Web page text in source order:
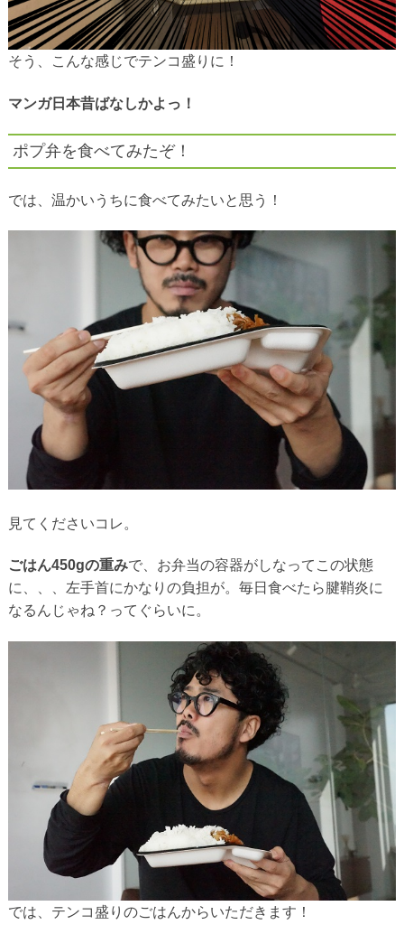
そう、こんな感じでテンコ盛りに！
マンガ日本昔ばなしかよっ！
ポプ弁を食べてみたぞ！
では、温かいうちに食べてみたいと思う！
見てくださいコレ。
ごはん450gの重みで、お弁当の容器がしなってこの状態
に、、、左手首にかなりの負担が。毎日食べたら腱鞘炎に
なるんじゃね？ってぐらいに。
では、テンコ盛りのごはんからいただきます！